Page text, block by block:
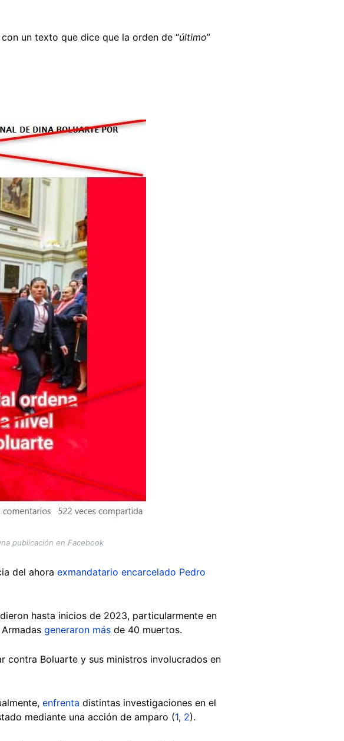
un texto que dice que la orden de “último”
publicación en Facebook
del ahora exmandatario encarcelado Pedro
hasta inicios de 2023, particularmente en
generaron más de 40 muertos.
contra Boluarte y sus ministros involucrados en
enfrenta distintas investigaciones en el
mediante una acción de amparo (1, 2).